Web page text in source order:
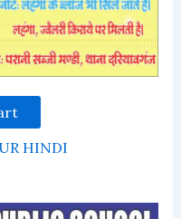
HINDI